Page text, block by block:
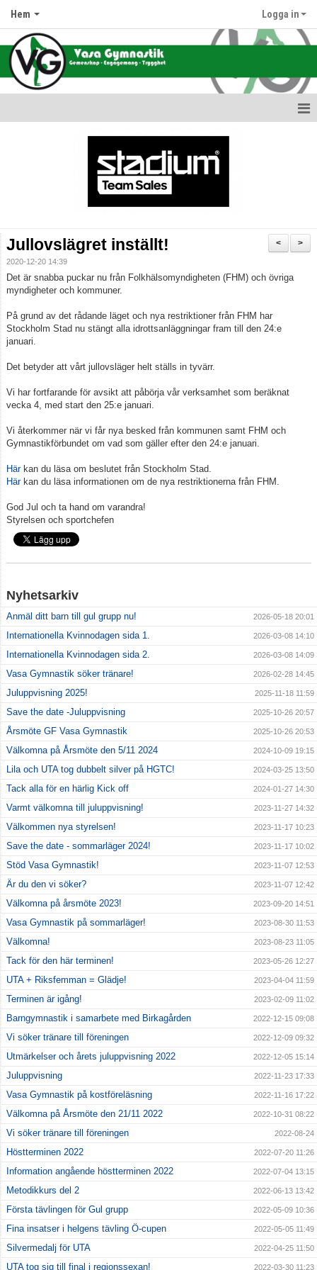
Hem Logga in
Terminsdata & Grupper
Avgifter
Hallar & Lokaler
Medlemskap
Beställ föreningskläder
Kalender
Kontakt
Vanliga frågor
Integritetspolicy
Tränare
>
<
Jullovslägret inställt!
2020-12-20 14:39
Det är snabba puckar nu från Folkhälsomyndigheten (FHM) och övriga
myndigheter och kommuner.
På grund av det rådande läget och nya restriktioner från FHM har
Stockholm Stad nu stängt alla idrottsanläggningar fram till den 24:e
januari.
Det betyder att vårt jullovsläger helt ställs in tyvärr.
Vi har fortfarande för avsikt att påbörja vår verksamhet som beräknat
vecka 4, med start den 25:e januari.
Vi återkommer när vi får nya besked från kommunen samt FHM och
Gymnastikförbundet om vad som gäller efter den 24:e januari.
Härkan du läsa om beslutet från Stockholm Stad.
Härkan du läsa informationen om de nya restriktionerna från FHM.
God Jul och ta hand om varandra!
Styrelsen och sportchefen
Nyhetsarkiv
Anmäl ditt barn till gul grupp nu! 2026-05-18 20:01
Internationella Kvinnodagen sida 1. 2026-03-08 14:10
Internationella Kvinnodagen sida 2. 2026-03-08 14:09
Vasa Gymnastik söker tränare! 2026-02-28 14:45
Juluppvisning 2025! 2025-11-18 11:59
Save the date -Juluppvisning 2025-10-26 20:57
Årsmöte GF Vasa Gymnastik 2025-10-26 20:53
Välkomna på Årsmöte den 5/11 2024 2024-10-09 19:15
Lila och UTA tog dubbelt silver på HGTC! 2024-03-25 13:50
Tack alla för en härlig Kick off 2024-01-27 14:30
Varmt välkomna till juluppvisning! 2023-11-27 14:32
Välkommen nya styrelsen! 2023-11-17 10:23
Save the date - sommarläger 2024! 2023-11-17 10:02
Stöd Vasa Gymnastik! 2023-11-07 12:53
Är du den vi söker? 2023-11-07 12:42
Välkomna på årsmöte 2023! 2023-09-20 14:51
Vasa Gymnastik på sommarläger! 2023-08-30 11:53
Välkomna! 2023-08-23 11:05
Tack för den här terminen! 2023-05-26 12:27
UTA + Riksfemman = Glädje! 2023-04-04 11:59
Terminen är igång! 2023-02-09 11:02
Barngymnastik i samarbete med Birkagården 2022-12-15 09:08
Vi söker tränare till föreningen 2022-12-09 09:32
Utmärkelser och årets juluppvisning 2022 2022-12-05 15:14
Juluppvisning 2022-11-23 17:33
Vasa Gymnastik på kostföreläsning 2022-11-16 17:22
Välkomna på Årsmöte den 21/11 2022 2022-10-31 08:22
Vi söker tränare till föreningen 2022-08-24
Höstterminen 2022 2022-07-20 11:26
Information angående höstterminen 2022 2022-07-04 13:15
Metodikkurs del 2 2022-06-13 13:42
Första tävlingen för Gul grupp 2022-05-09 10:36
Fina insatser i helgens tävling Ö-cupen 2022-05-05 11:49
Silvermedalj för UTA 2022-04-25 11:50
UTA tog sig till final i regionssexan! 2022-03-30 11:23